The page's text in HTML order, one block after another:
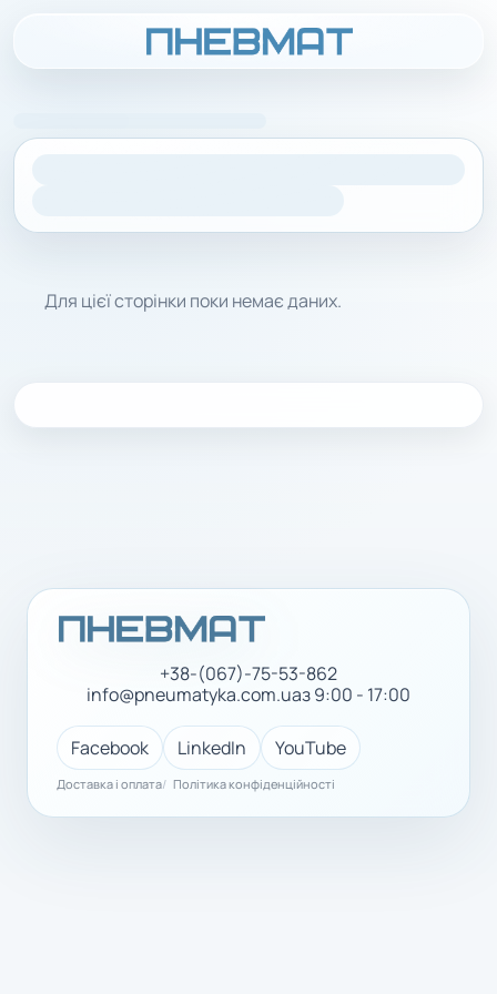
Для цієї сторінки поки немає даних.
+38-(067)-75-53-862
info@pneumatyka.com.uaз 9:00 - 17:00
Facebook LinkedIn YouTube
Доставка і оплата Політика конфіденційності